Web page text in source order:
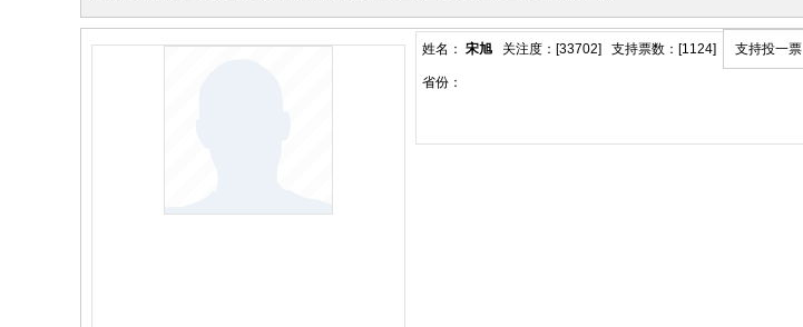
姓名： 宋旭 关注度：[33702] 支持票数：[1124] 支持投一票
省份：